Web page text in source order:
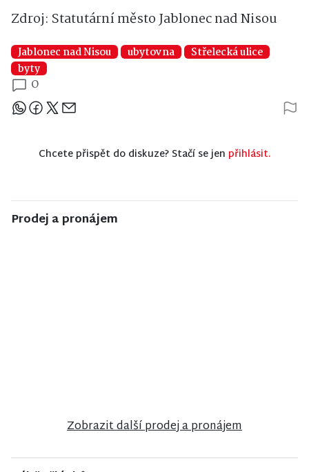
Zdroj: Statutární město Jablonec nad Nisou
Jablonec nad Nisou ubytovna
Střelecká ulice
byty
0
Sdílejte článek
Chcete přispět do diskuze? Stačí se jen přihlásit.
Prodej a pronájem
Zobrazit další prodej a pronájem